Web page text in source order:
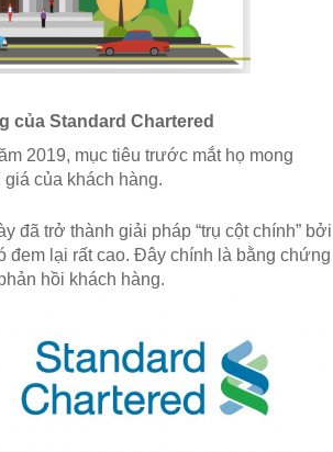
của Standard Chartered
2019, mục tiêu trước mắt họ mong
của khách hàng.
đã trở thành giải pháp “trụ cột chính” bởi
đem lại rất cao. Đây chính là bằng chứng
hồi khách hàng.